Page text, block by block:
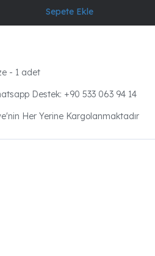
- 1 adet
Destek: +90 533 063 94 14
Her Yerine Kargolanmaktadır